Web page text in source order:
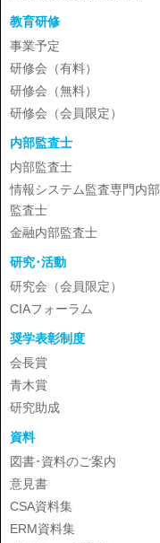
教育研修
事業予定
研修会（有料）
研修会（無料）
研修会（会員限定）
内部監査士
内部監査士
情報システム監査専門内部
監査士
金融内部監査士
研究･活動
研究会（会員限定）
CIAフォーラム
奨学表彰制度
会長賞
青木賞
研究助成
資料
図書･資料のご案内
意見書
CSA資料集
ERM資料集